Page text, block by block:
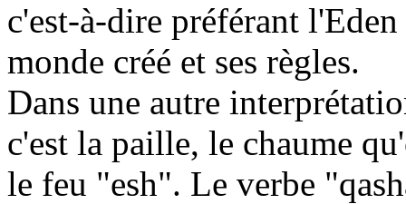
c'est-à-dire préférant
monde créé et ses règles.
Dans une autre
c'est la paille, le chaume
le feu "esh". Le verbe "